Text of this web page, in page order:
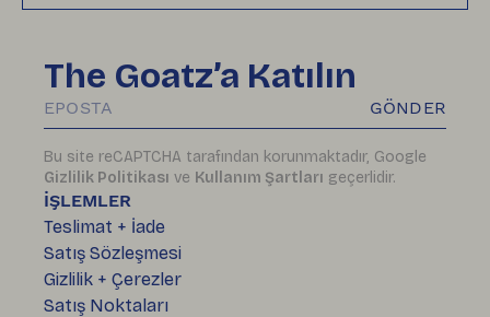
İŞLEMLER
Teslimat + İade
Satış Sözleşmesi
Gizlilik + Çerezler
Satış Noktaları
The Goatz’a Katılın
GÖNDER
Bu site reCAPTCHA tarafından korunmaktadır, Google
Gizlilik Politikası ve Kullanım Şartları geçerlidir.